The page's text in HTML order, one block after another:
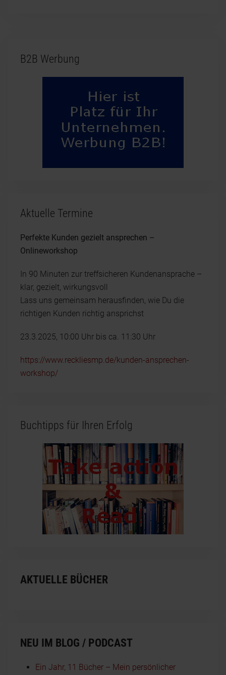
B2B Werbung
Aktuelle Termine
Perfekte Kunden gezielt ansprechen –
Onlineworkshop
In 90 Minuten zur treffsicheren Kundenansprache –
klar, gezielt, wirkungsvoll
Lass uns gemeinsam herausfinden, wie Du die
richtigen Kunden richtig ansprichst
23.3.2025, 10:00 Uhr bis ca. 11:30 Uhr
https://www.reckliesmp.de/kunden-ansprechen-
workshop/
Buchtipps für Ihren Erfolg
AKTUELLE BÜCHER
NEU IM BLOG / PODCAST
Ein Jahr, 11 Bücher – Mein persönlicher